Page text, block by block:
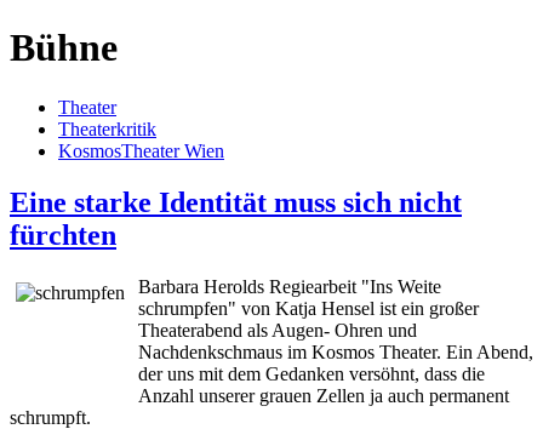
Bühne
Theater
Theaterkritik
KosmosTheater Wien
Eine starke Identität muss sich nicht
fürchten
Barbara Herolds Regiearbeit "Ins Weite
schrumpfen" von Katja Hensel ist ein großer
Theaterabend als Augen- Ohren und
Nachdenkschmaus im Kosmos Theater. Ein Abend,
der uns mit dem Gedanken versöhnt, dass die
Anzahl unserer grauen Zellen ja auch permanent
schrumpft.